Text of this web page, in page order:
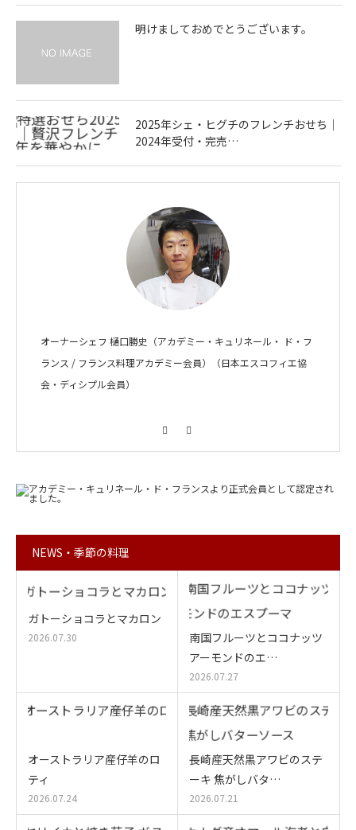
明けましておめでとうございます。
2025年シェ・ヒグチのフレンチおせち｜
2024年受付・完売…
オーナーシェフ 樋口勝史（アカデミー・キュリネール・ ド・フ
ランス / フランス料理アカデミー会員）（日本エスコフィエ協
会・ディシプル会員）
NEWS・季節の料理
ガトーショコラとマカロン
2026.07.30
南国フルーツとココナッツ
アーモンドのエ…
2026.07.27
オーストラリア産仔羊のロ
ティ
2026.07.24
長崎産天然黒アワビのステ
ーキ 焦がしバタ…
2026.07.21